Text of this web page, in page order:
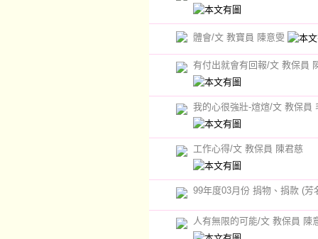
體會/文 教寶員 陳意雯
有付出就會有回報/文 教保員
我的心很強壯-煊煊/文 教保員
工作心得/文 教保員 陳君慈
99年度03月份 捐物、捐款 (芳
人有無限的可能/文 教保員 陳